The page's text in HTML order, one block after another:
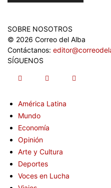
SOBRE NOSOTROS
© 2026 Correo del Alba
Contáctanos:
SÍGUENOS
América Latina
Mundo
Economía
Opinión
Arte y Cultura
Deportes
Voces en Lucha